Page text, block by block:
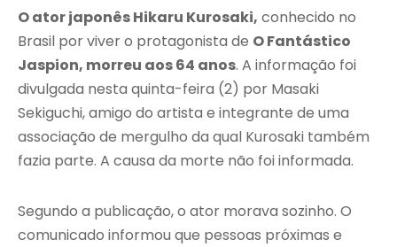
O ator japonêsHikaru Kurosaki, conhecido no
Brasil por viver o protagonista de O Fantástico
Jaspion, morreu aos 64 anos. A informação foi
divulgada nesta quinta-feira (2) por Masaki
Sekiguchi, amigo do artista e integrante de uma
associação de mergulho da qual Kurosaki também
fazia parte. A causa da morte não foi informada.
Segundo a publicação, o ator morava sozinho. O
comunicado informou que pessoas próximas e